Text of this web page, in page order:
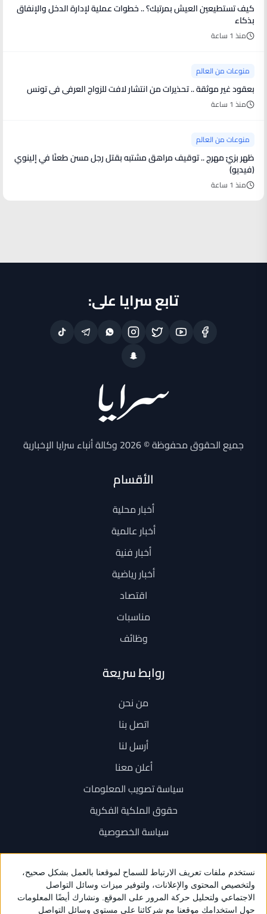
كيف تستطيعين العيش بمرتبك؟ .. خطوات عملية لإدارة الدخل والإنفاق
بذكاء
منذ 1 ساعة
منوعات من العالم
بعقود غير موثقة .. تحذيرات من انتشار لافت للزواج العرفي في تونس
منذ 1 ساعة
منوعات من العالم
ظهر بزيّ مهرج .. توقيف مراهق مشتبه بقتل رجل مسن طعنًا في إلينوي
(فيديو)
منذ 1 ساعة
تابع سرايا على:
جميع الحقوق محفوظة © 2026 وكالة أنباء سرايا الإخبارية
الأقسام
أخبار محلية
أخبار عالمية
أخبار فنية
أخبار رياضية
اقتصاد
مناسبات
وظائف
روابط سريعة
من نحن
اتصل بنا
أرسل لنا
أعلن معنا
سياسة تصويب المعلومات
حقوق الملكية الفكرية
سياسة الخصوصية
اتصل بنا
+962 6 534 1777